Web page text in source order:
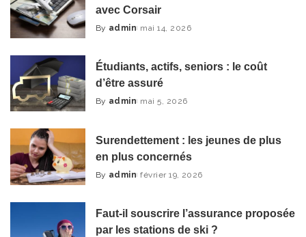
avec Corsair
Posted
By admin mai 14, 2026
Étudiants, actifs, seniors : le coût
d’être assuré
Posted
By admin mai 5, 2026
Surendettement : les jeunes de plus
en plus concernés
Posted
By admin février 19, 2026
Faut-il souscrire l’assurance proposée
par les stations de ski ?